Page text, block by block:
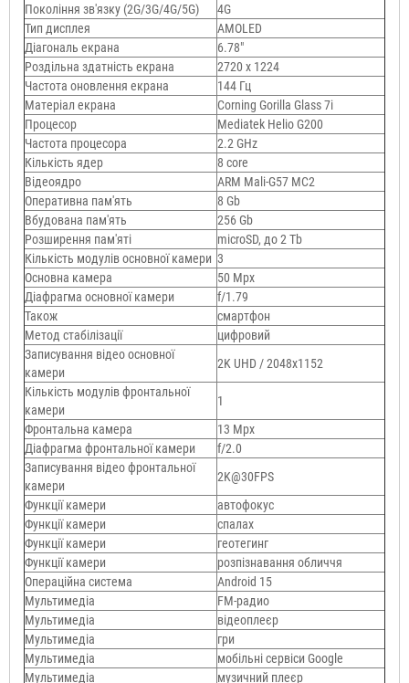
Покоління зв'язку (2G/3G/4G/5G)
4G
Тип дисплея
AMOLED
Діагональ екрана
6.78"
Роздільна здатність екрана
2720 x 1224
Частота оновлення екрана
144 Гц
Матеріал екрана
Corning Gorilla Glass 7i
Процесор
Mediatek Helio G200
Частота процесора
2.2 GHz
Кількість ядер
8 core
Відеоядро
ARM Mali-G57 MC2
Оперативна пам'ять
8 Gb
Вбудована пам'ять
256 Gb
Розширення пам'яті
microSD, до 2 Тb
Кількість модулів основної камери 3
Основна камера
50 Mpx
Діафрагма основної камери
f/1.79
Також
смартфон
Метод стабілізації
цифровий
Записування відео основної
камери
2K UHD / 2048x1152
Кількість модулів фронтальної
камери
1
Фронтальна камера
13 Mpx
Діафрагма фронтальної камери
f/2.0
Записування відео фронтальної
камери
2K@30FPS
Функції камери
автофокус
Функції камери
спалах
Функції камери
геотегинг
Функції камери
розпізнавання обличчя
Операційна система
Android 15
Мультимедіа
FM-радио
Мультимедіа
відеоплеєр
Мультимедіа
гри
Мультимедіа
мобільні сервіси Google
Мультимедіа
музичний плеєр